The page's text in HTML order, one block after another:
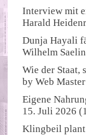
Interview mit
Harald
Dunja Hayali
Wilhelm
Wie der
byWeb Master
Eigene
15. Juli 2026
Klingbeil